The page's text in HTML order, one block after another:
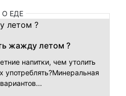
О ЕДЕ
жажду летом ?
напитки, чем утолить